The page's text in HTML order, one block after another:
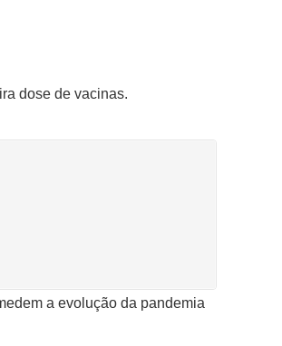
dose de vacinas.
a evolução da pandemia